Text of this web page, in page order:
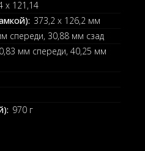
x 121,14
373,2 x 126,2 мм
спереди, 30,88 мм сзад
мм спереди, 40,25 мм
970 г